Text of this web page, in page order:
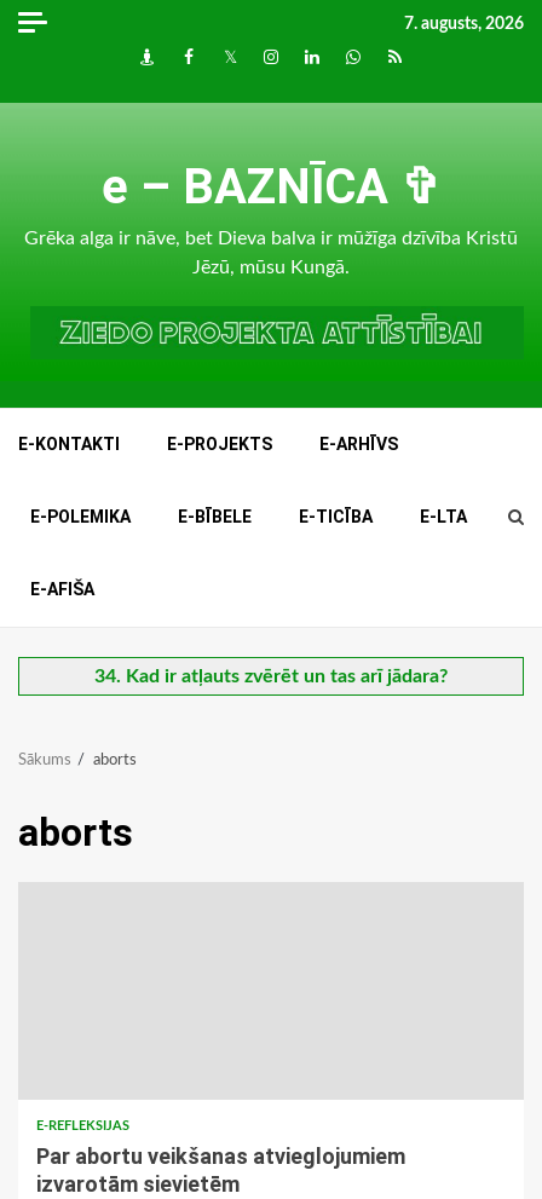
Skip
7. augusts, 2026
DraugiemFacebook
TwitterInstagram
LinkedInwhatsapp
RSS
e – BAZNĪCA ✞
Grēka alga ir nāve, bet Dieva balva ir mūžīga dzīvība Kristū
Jēzū, mūsu Kungā.
E-KONTAKTI E-PROJEKTS E-ARHĪVS
E-POLEMIKA E-BĪBELE E-TICĪBA E-LTA
E-AFIŠA
34. Kad ir atļauts zvērēt un tas arī jādara?
Sākums aborts
aborts
E-REFLEKSIJAS
Par abortu veikšanas atvieglojumiem
izvarotām sievietēm